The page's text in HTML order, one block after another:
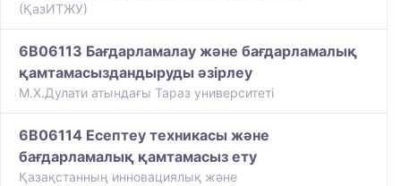
(ҚазИТЖУ)
6B06113 Бағдарламалау және бағдарламалық
қамтамасыздандыруды әзірлеу
М.Х.Дулати атындағы Тараз университеті
6B06114 Есептеу техникасы және
бағдарламалық қамтамасыз ету
Қазақстанның инновациялық және